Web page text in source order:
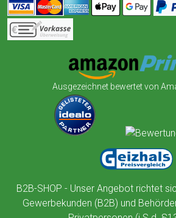
Ausgezeichnet bewertet von
B2B-SHOP - Unser Angebot richtet
Gewerbekunden (B2B) und